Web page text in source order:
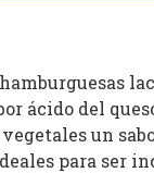
ácido del
un
para ser